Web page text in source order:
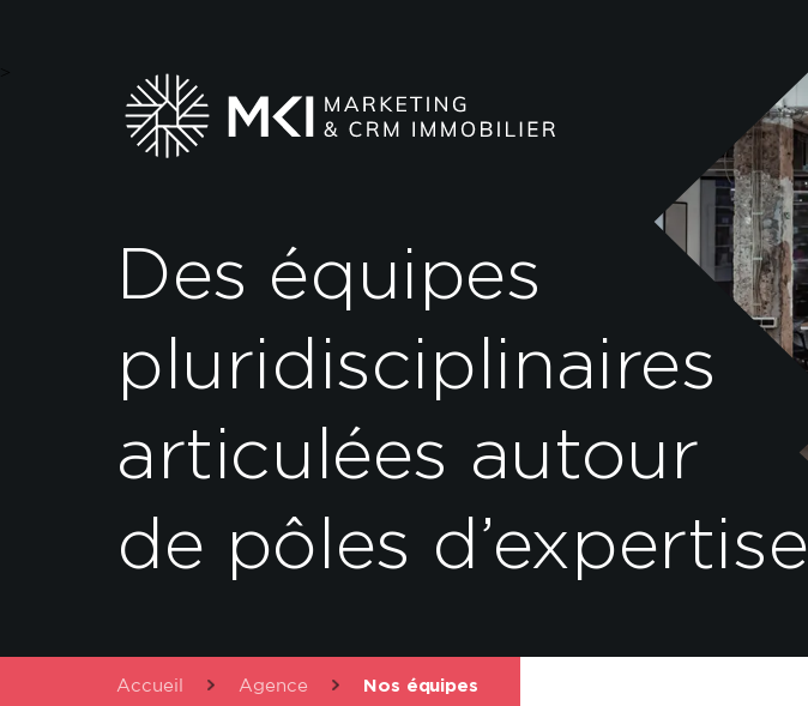
Des équipes
pluridisciplinaires
articulées autour
de pôles d’expertise
Accueil Agence Nos équipes